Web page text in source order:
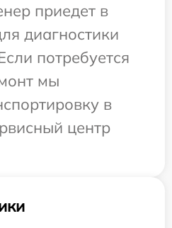
приедет в
диагностики
потребуется
мы
в
центр